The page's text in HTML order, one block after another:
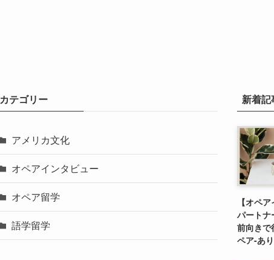
カテゴリー
アメリカ文化
オペアインタビュー
オペア留学
語学留学
新着記
【オペ
パートナ
前向きで
ペア-あ